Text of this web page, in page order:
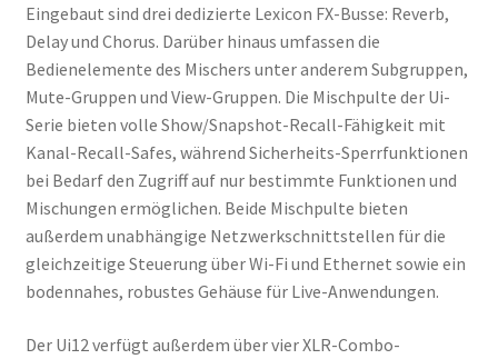
Eingebaut sind drei dedizierte Lexicon FX-Busse: Reverb,
Delay und Chorus. Darüber hinaus umfassen die
Bedienelemente des Mischers unter anderem Subgruppen,
Mute-Gruppen und View-Gruppen. Die Mischpulte der Ui-
Serie bieten volle Show/Snapshot-Recall-Fähigkeit mit
Kanal-Recall-Safes, während Sicherheits-Sperrfunktionen
bei Bedarf den Zugriff auf nur bestimmte Funktionen und
Mischungen ermöglichen. Beide Mischpulte bieten
außerdem unabhängige Netzwerkschnittstellen für die
gleichzeitige Steuerung über Wi-Fi und Ethernet sowie ein
bodennahes, robustes Gehäuse für Live-Anwendungen.
Der Ui12 verfügt außerdem über vier XLR-Combo-